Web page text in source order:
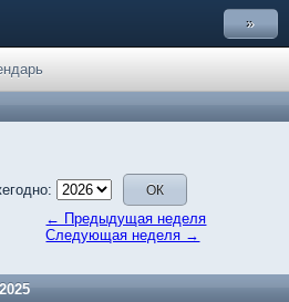
»
← Предыдущая неделя
Следующая неделя →